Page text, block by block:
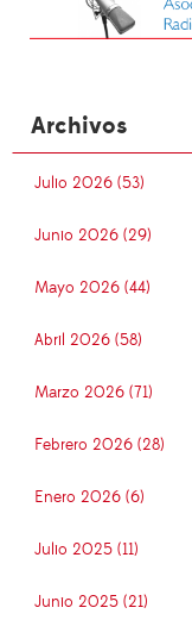
Archivos
Julio 2026 (53)
Junio 2026 (29)
Mayo 2026 (44)
Abril 2026 (58)
Marzo 2026 (71)
Febrero 2026 (28)
Enero 2026 (6)
Julio 2025 (11)
Junio 2025 (21)